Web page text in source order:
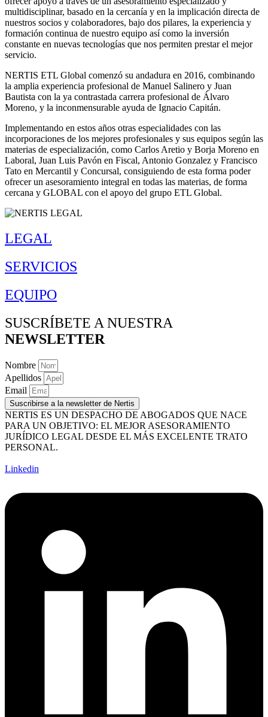
multidisciplinar, basado en la cercanía y en la implicación directa de
nuestros socios y colaboradores, bajo dos pilares, la experiencia y
formación continua de nuestro equipo así como la inversión
constante en nuevas tecnologías que nos permiten prestar el mejor
servicio.
NERTIS ETL Global comenzó su andadura en 2016, combinando
la amplia experiencia profesional de Manuel Salinero y Juan
Bautista con la ya contrastada carrera profesional de Álvaro
Moreno, y la inconmensurable ayuda de Ignacio Capitán.
Implementando en estos años otras especialidades con las
incorporaciones de los mejores profesionales y sus equipos según las
materias de especialización, como Carlos Aretio y Borja Moreno en
Laboral, Juan Luis Pavón en Fiscal, Antonio Gonzalez y Francisco
Tato en Mercantil y Concursal, consiguiendo de esta forma poder
ofrecer un asesoramiento integral en todas las materias, de forma
cercana y GLOBAL con el apoyo del grupo ETL Global.
LEGAL
SERVICIOS
EQUIPO
SUSCRÍBETE A NUESTRA
NEWSLETTER
Nombre
Apellidos
Email
Suscribirse a la newsletter de Nertis
NERTIS ES UN DESPACHO DE ABOGADOS QUE NACE
PARA UN OBJETIVO: EL MEJOR ASESORAMIENTO
JURÍDICO LEGAL DESDE EL MÁS EXCELENTE TRATO
PERSONAL.
Linkedin